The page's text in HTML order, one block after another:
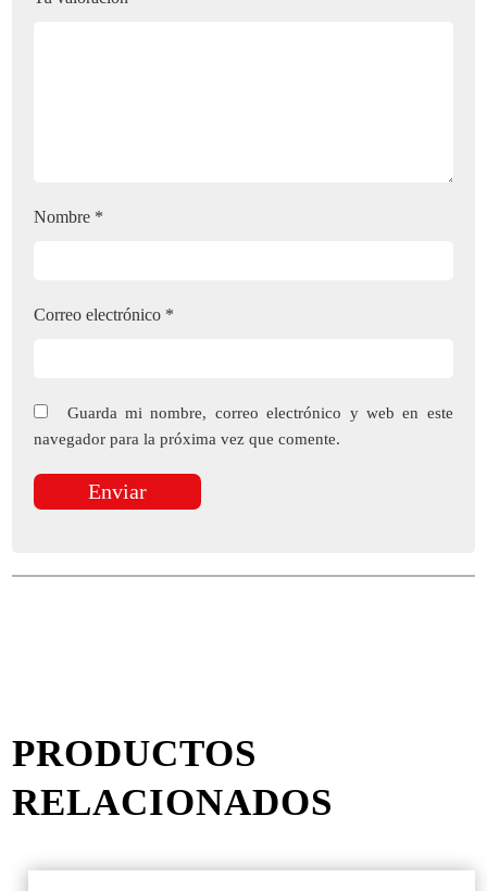
Nombre *
Correo electrónico *
Guarda mi nombre, correo electrónico y web en este
navegador para la próxima vez que comente.
PRODUCTOS
RELACIONADOS